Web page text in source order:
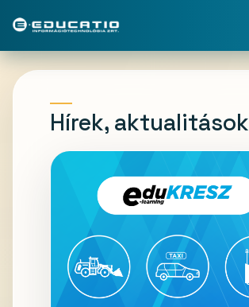
Hírek, aktualitások